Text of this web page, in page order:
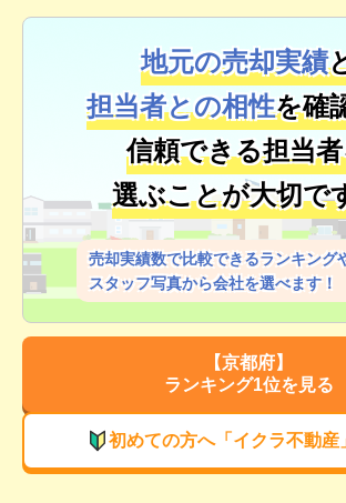
地元の売却実績
担当者との相性を確
信頼できる担当
選ぶことが大切で
売却実績数で比較できるランキング
スタッフ写真から会社を選べます！
【京都府】
ランキング1位を見る
初めての方へ「イクラ不動産